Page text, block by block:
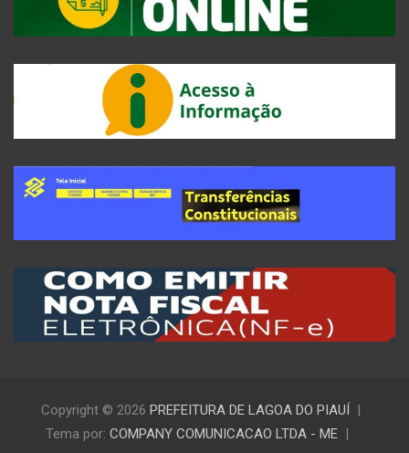
Copyright © 2026 PREFEITURA DE LAGOA DO PIAUÍ
Tema por: COMPANY COMUNICACAO LTDA - ME